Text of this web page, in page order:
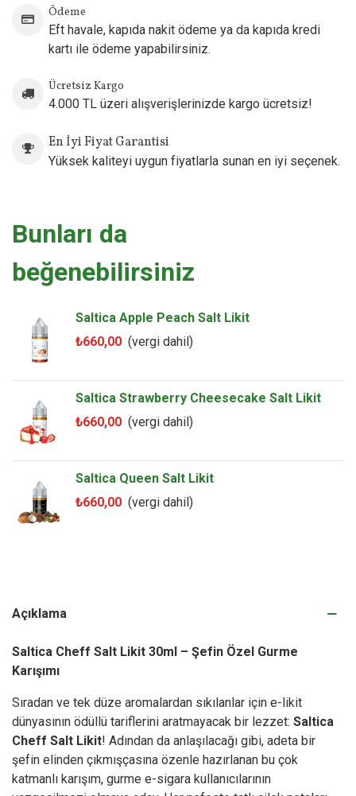
Ödeme
Eft havale, kapıda nakit ödeme ya da kapıda kredi
kartı ile ödeme yapabilirsiniz.
Ücretsiz Kargo
4.000 TL üzeri alışverişlerinizde kargo ücretsiz!
En İyi Fiyat Garantisi
Yüksek kaliteyi uygun fiyatlarla sunan en iyi seçenek.
Bunları da
beğenebilirsiniz
Saltica Apple Peach Salt Likit
₺660,00 (vergi dahil)
Saltica Strawberry Cheesecake Salt Likit
₺660,00 (vergi dahil)
Saltica Queen Salt Likit
₺660,00 (vergi dahil)
Açıklama
Saltica Cheff Salt Likit 30ml – Şefin Özel Gurme
Karışımı
Sıradan ve tek düze aromalardan sıkılanlar için e-likit
dünyasının ödüllü tariflerini aratmayacak bir lezzet: Saltica
Cheff Salt Likit! Adından da anlaşılacağı gibi, adeta bir
şefin elinden çıkmışçasına özenle hazırlanan bu çok
katmanlı karışım, gurme e-sigara kullanıcılarının